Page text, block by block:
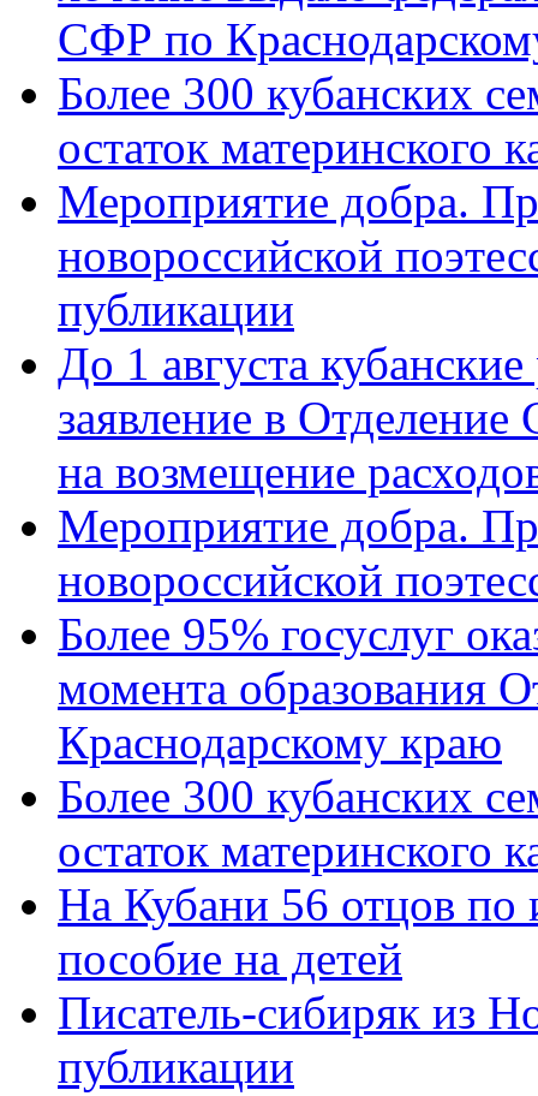
СФР по
Более 300 кубанских
остаток материнского
Мероприятие добра.
новороссийской
публикации
До 1 августа
заявление в
на возмещение
Мероприятие добра.
новороссийской
Более 95% госуслуг
момента образования
Краснодарскому краю
Более 300 кубанских
остаток материнского
На Кубани 56 отцов по
пособие на детей
Писатель-сибиряк из
публикации